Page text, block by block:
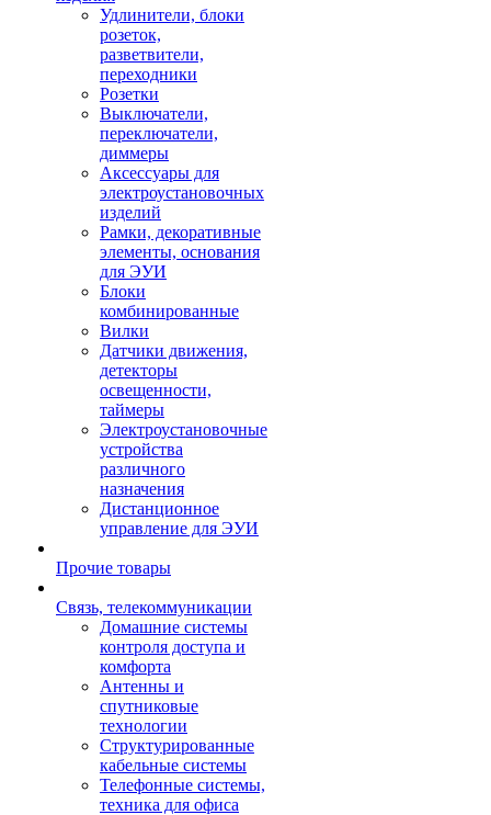
Удлинители, блоки
розеток,
разветвители,
переходники
Розетки
Выключатели,
переключатели,
диммеры
Аксессуары для
электроустановочных
изделий
Рамки, декоративные
элементы, основания
для ЭУИ
Блоки
комбинированные
Вилки
Датчики движения,
детекторы
освещенности,
таймеры
Электроустановочные
устройства
различного
назначения
Дистанционное
управление для ЭУИ
Прочие товары
Связь, телекоммуникации
Домашние системы
контроля доступа и
комфорта
Антенны и
спутниковые
технологии
Структурированные
кабельные системы
Телефонные системы,
техника для офиса